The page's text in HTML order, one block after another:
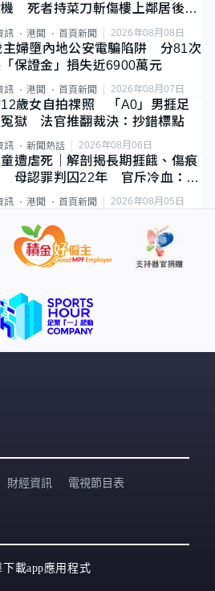
死者持菜刀斬傷樓上鄰居後墮
訊 港聞 首頁新聞 2026年08月08日
主婦墮內地公安電騙陷阱 分81次
保證金」損失近6900萬元
訊 港聞 首頁新聞 2026年08月07日
歲女自拍祼照 「A0」男捱足
冤獄 法官推翻裁決：抄錯標點
訊 新聞熱話 2026年08月06日
遭虐死｜解剖揭長期捱餓、傷痕
母認罪判囚22年 官斥冷血：同
最惡劣
訊 港聞 首頁新聞 2026年08月05日
財經資訊 電視節目表
下載app應用程式